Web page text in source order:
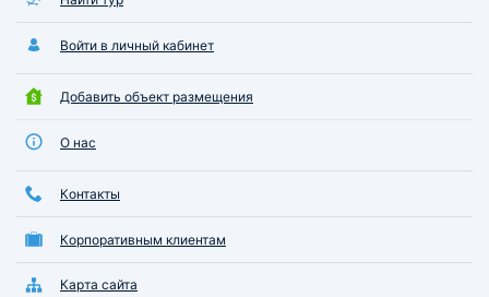
Войти в личный кабинет
Добавить объект размещения
О нас
Контакты
Корпоративным клиентам
Карта сайта